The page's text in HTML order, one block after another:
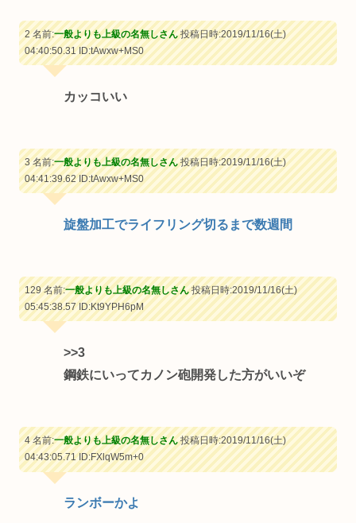
2 名前:一般よりも上級の名無しさん投稿日時:2019/11/16(土)
04:40:50.31ID:tAwxw+MS0
カッコいい
3 名前:一般よりも上級の名無しさん投稿日時:2019/11/16(土)
04:41:39.62ID:tAwxw+MS0
旋盤加工でライフリング切るまで数週間
129 名前:一般よりも上級の名無しさん投稿日時:2019/11/16(土)
05:45:38.57ID:Kt9YPH6pM
>>3
鋼鉄にいってカノン砲開発した方がいいぞ
4 名前:一般よりも上級の名無しさん投稿日時:2019/11/16(土)
04:43:05.71ID:FXlqW5m+0
ランボーかよ